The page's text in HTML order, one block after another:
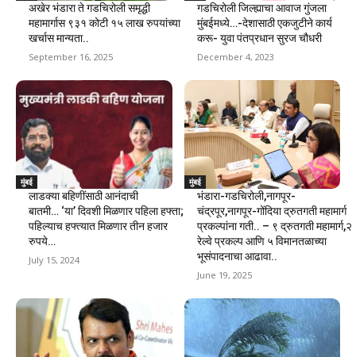
अखेर भंडारा ते गडचिरोली समृद्धी
महामार्गास ९३१ कोटी १५ लाख रुपयांच्या
खर्चास मान्यता..
September 16, 2025
गडचिरोली जिल्ह्याचा आवाज गुंजला
मुंबईमध्ये…-देशासाठी एकजुटीने कार्य
करू- युवा पंतप्रधान सुरज चौधरी
December 4, 2023
मुंबई
लाडक्या बहिणींसाठी आनंदाची
बातमी… ‘या’ दिवशी मिळणार पहिला हफ्ता;
पहिल्याच हफ्त्यात मिळणार तीन हजार
रुपये…
July 15, 2024
मुंबई
भंडारा-गडचिरोली,नागपूर-
चंद्रपूर,नागपूर-गोंदिया द्रुतगती महामार्ग
प्रकल्पांना गती.. – ९ द्रुतगती महामार्ग,२
रेल्वे प्रकल्प आणि ५ विमानतळाच्या
भूसंपादनाचा आढावा..
June 19, 2025